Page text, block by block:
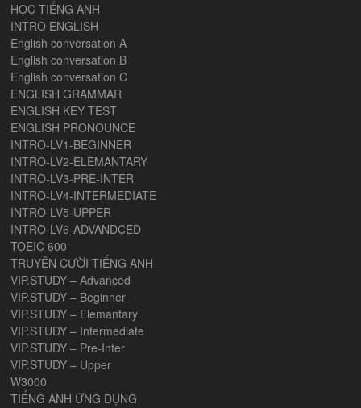
HỌC TIẾNG ANH
INTRO ENGLISH
English conversation A
English conversation B
English conversation C
ENGLISH GRAMMAR
ENGLISH KEY TEST
ENGLISH PRONOUNCE
INTRO-LV1-BEGINNER
INTRO-LV2-ELEMANTARY
INTRO-LV3-PRE-INTER
INTRO-LV4-INTERMEDIATE
INTRO-LV5-UPPER
INTRO-LV6-ADVANDCED
TOEIC 600
TRUYỆN CƯỜI TIẾNG ANH
VIP.STUDY – Advanced
VIP.STUDY – Beginner
VIP.STUDY – Elemantary
VIP.STUDY – Intermediate
VIP.STUDY – Pre-Inter
VIP.STUDY – Upper
W3000
TIẾNG ANH ỨNG DỤNG